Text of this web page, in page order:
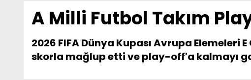
A Milli Futbol Takım
2026 FIFA Dünya Kupası Avrupa Elemeleri
skorla mağlup etti ve play-off'a kalmayı